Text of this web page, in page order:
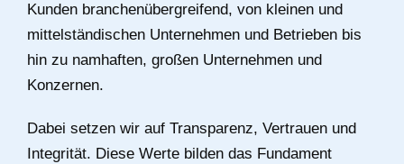
Kunden branchenübergreifend, von kleinen und
mittelständischen Unternehmen und Betrieben bis
hin zu namhaften, großen Unternehmen und
Konzernen.
Dabei setzen wir auf Transparenz, Vertrauen und
Integrität. Diese Werte bilden das Fundament